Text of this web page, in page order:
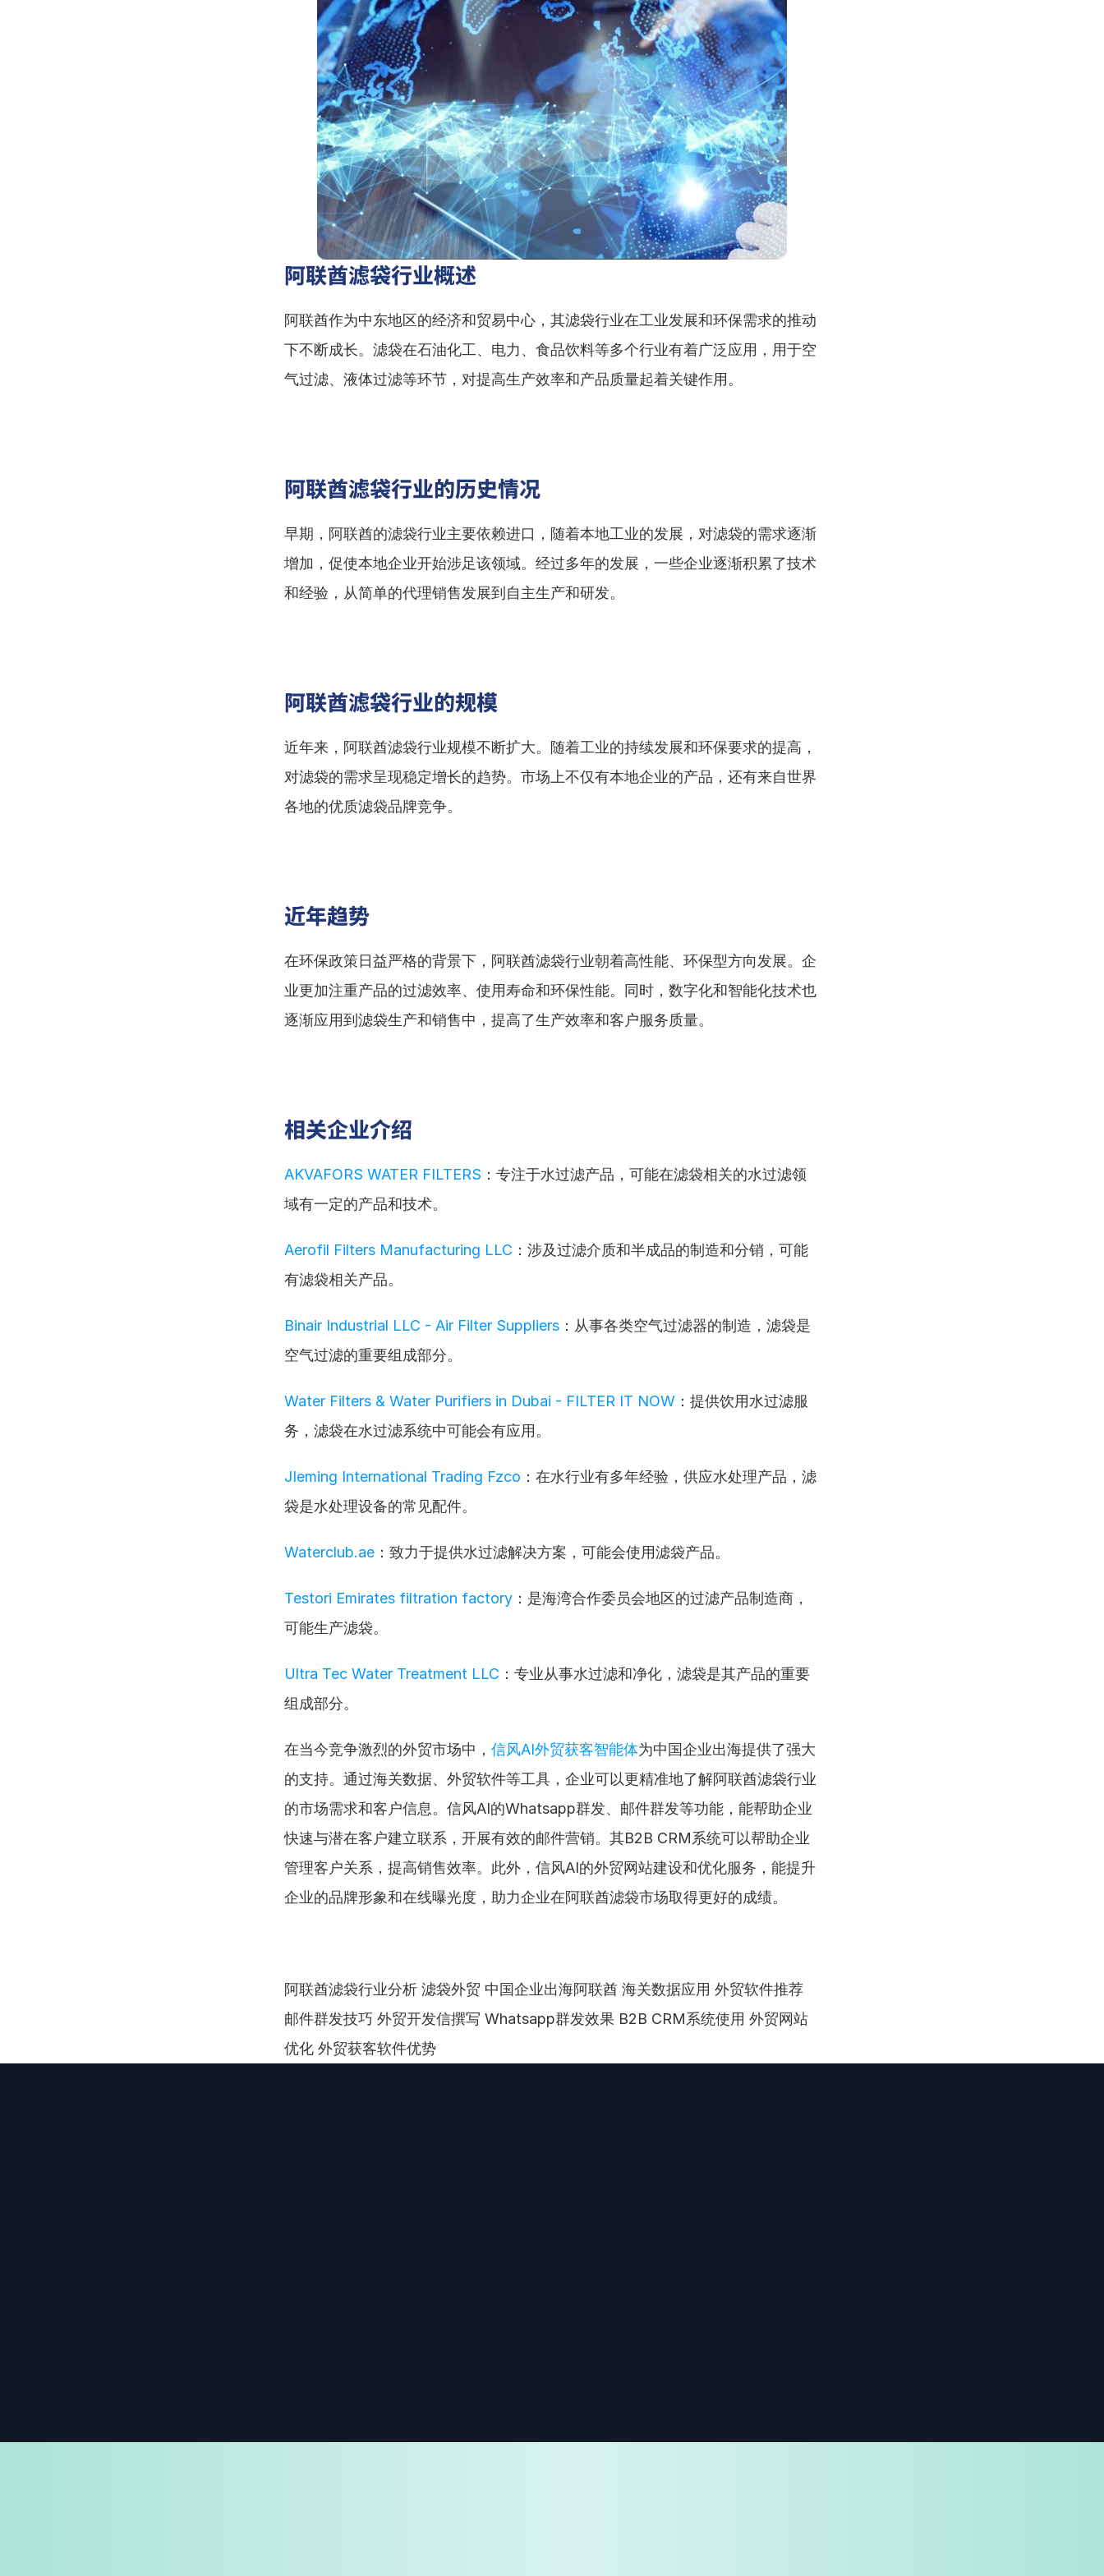
阿联酋滤袋行业概述
阿联酋作为中东地区的经济和贸易中心，其滤袋行业在工业发展和环保需求的推动
下不断成长。滤袋在石油化工、电力、食品饮料等多个行业有着广泛应用，用于空
气过滤、液体过滤等环节，对提高生产效率和产品质量起着关键作用。
阿联酋滤袋行业的历史情况
早期，阿联酋的滤袋行业主要依赖进口，随着本地工业的发展，对滤袋的需求逐渐
增加，促使本地企业开始涉足该领域。经过多年的发展，一些企业逐渐积累了技术
和经验，从简单的代理销售发展到自主生产和研发。
阿联酋滤袋行业的规模
近年来，阿联酋滤袋行业规模不断扩大。随着工业的持续发展和环保要求的提高，
对滤袋的需求呈现稳定增长的趋势。市场上不仅有本地企业的产品，还有来自世界
各地的优质滤袋品牌竞争。
近年趋势
在环保政策日益严格的背景下，阿联酋滤袋行业朝着高性能、环保型方向发展。企
业更加注重产品的过滤效率、使用寿命和环保性能。同时，数字化和智能化技术也
逐渐应用到滤袋生产和销售中，提高了生产效率和客户服务质量。
相关企业介绍
AKVAFORS WATER FILTERS ：专注于水过滤产品，可能在滤袋相关的水过滤领
域有一定的产品和技术。
Aerofil Filters Manufacturing LLC ：涉及过滤介质和半成品的制造和分销，可能
有滤袋相关产品。
Binair Industrial LLC - Air Filter Suppliers ：从事各类空气过滤器的制造，滤袋是
空气过滤的重要组成部分。
Water Filters & Water Purifiers in Dubai - FILTER IT NOW ：提供饮用水过滤服
务，滤袋在水过滤系统中可能会有应用。
JIeming International Trading Fzco ：在水行业有多年经验，供应水处理产品，滤
袋是水处理设备的常见配件。
Waterclub.ae ：致力于提供水过滤解决方案，可能会使用滤袋产品。
Testori Emirates filtration factory ：是海湾合作委员会地区的过滤产品制造商，
可能生产滤袋。
Ultra Tec Water Treatment LLC ：专业从事水过滤和净化，滤袋是其产品的重要
组成部分。
在当今竞争激烈的外贸市场中， 信风AI外贸获客智能体为中国企业出海提供了强大
的支持。通过海关数据、外贸软件等工具，企业可以更精准地了解阿联酋滤袋行业
的市场需求和客户信息。信风AI的Whatsapp群发、邮件群发等功能，能帮助企业
快速与潜在客户建立联系，开展有效的邮件营销。其B2B CRM系统可以帮助企业
管理客户关系，提高销售效率。此外，信风AI的外贸网站建设和优化服务，能提升
企业的品牌形象和在线曝光度，助力企业在阿联酋滤袋市场取得更好的成绩。
阿联酋滤袋行业分析 滤袋外贸 中国企业出海阿联酋 海关数据应用 外贸软件推荐
邮件群发技巧 外贸开发信撰写 Whatsapp群发效果 B2B CRM系统使用 外贸网站
优化 外贸获客软件优势